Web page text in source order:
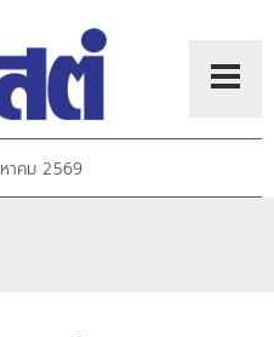
าคม 2569